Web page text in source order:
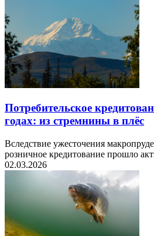
Потребительское
годах: из стремнины в плёс
Вследствие ужесточения
розничное кредитование прошло
02.03.2026